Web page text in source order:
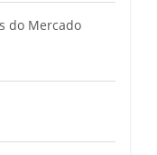
do Mercado